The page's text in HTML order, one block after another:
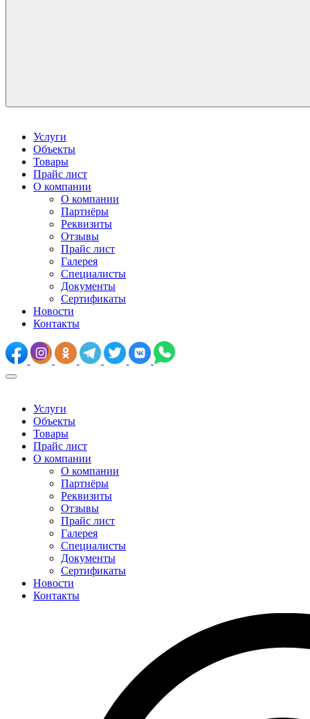
Услуги
Объекты
Товары
Прайс лист
О компании
О компании
Партнёры
Реквизиты
Отзывы
Прайс лист
Галерея
Специалисты
Документы
Сертификаты
Новости
Контакты
Услуги
Объекты
Товары
Прайс лист
О компании
О компании
Партнёры
Реквизиты
Отзывы
Прайс лист
Галерея
Специалисты
Документы
Сертификаты
Новости
Контакты